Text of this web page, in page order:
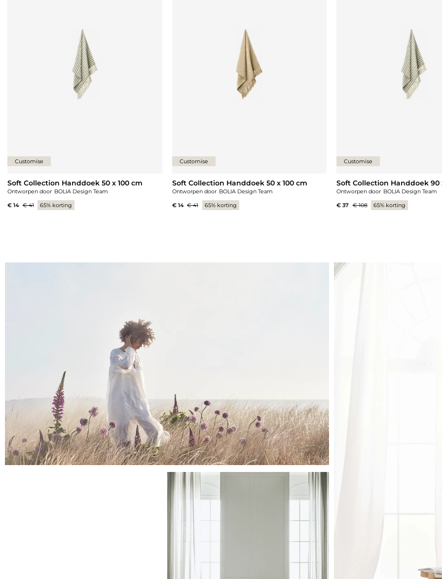
Customise
Soft Collection Handdoek 50 x 100 cm
Ontworpen door BOLIA Design Team
€ 14 € 41 65% korting
Customise
Soft Collection Handdoek 50 x 100 cm
Ontworpen door BOLIA Design Team
€ 14 € 41 65% korting
Customise
Soft Collection Handdoek 90
Ontworpen door BOLIA Design Team
€ 37 € 108 65% korting